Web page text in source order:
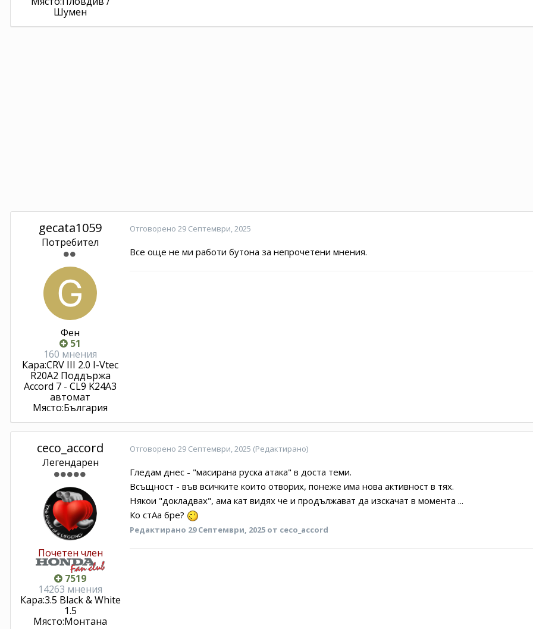
Шумен
gecata1059
Потребител
Фен
51
160 мнения
Кара:CRV III 2.0 I-Vtec
R20A2 Поддържа
Accord 7 - CL9 K24A3
автомат
Място:България
Отговорено 29 Септември, 2025
Все още не ми работи бутона за непрочетени мнения.
ceco_accord
Легендарен
Почетен член
7519
14263 мнения
Кара:3.5 Black & White
1.5
Място:Монтана
Отговорено 29 Септември, 2025 (Редактирано)
Гледам днес - "масирана руска атака" в доста теми.
Всъщност - във всичките които отворих, понеже има нова активност в тях.
Някои "докладвах", ама кат видях че и продължават да изскачат в момента ...
Ко стАа бре?
Редактирано 29 Септември, 2025 от ceco_accord